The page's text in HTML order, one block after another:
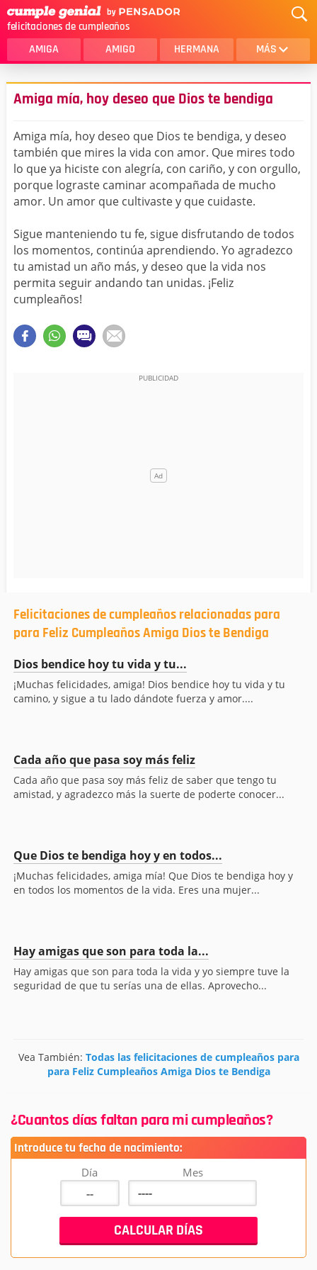
felicitaciones de cumpleaños
AMIGA AMIGO HERMANA MÁS
MAMA
AMOR
SOBRINA
HIJA
HERMANO
HIJO
NOVIA
ESPOSO
PAPA
HOMBRE
TIA
CUÑADA
ALGUIEN ESPECIAL
PRIMO
Amiga mía, hoy deseo que Dios te bendiga
Amiga mía, hoy deseo que Dios te bendiga, y deseo
también que mires la vida con amor. Que mires todo
lo que ya hiciste con alegría, con cariño, y con orgullo,
porque lograste caminar acompañada de mucho
amor. Un amor que cultivaste y que cuidaste.
Sigue manteniendo tu fe, sigue disfrutando de todos
los momentos, continúa aprendiendo. Yo agradezco
tu amistad un año más, y deseo que la vida nos
permita seguir andando tan unidas. ¡Feliz
cumpleaños!
Felicitaciones de cumpleaños relacionadas para
para Feliz Cumpleaños Amiga Dios te Bendiga
Dios bendice hoy tu vida y tu...
¡Muchas felicidades, amiga! Dios bendice hoy tu vida y tu
camino, y sigue a tu lado dándote fuerza y amor....
Cada año que pasa soy más feliz
Cada año que pasa soy más feliz de saber que tengo tu
amistad, y agradezco más la suerte de poderte conocer...
Que Dios te bendiga hoy y en todos...
¡Muchas felicidades, amiga mía! Que Dios te bendiga hoy y
en todos los momentos de la vida. Eres una mujer...
Hay amigas que son para toda la...
Hay amigas que son para toda la vida y yo siempre tuve la
seguridad de que tu serías una de ellas. Aprovecho...
Vea También: Todas las felicitaciones de cumpleaños para
para Feliz Cumpleaños Amiga Dios te Bendiga
¿Cuantos días faltan para mi cumpleaños?
Introduce tu fecha de nacimiento:
Día Mes